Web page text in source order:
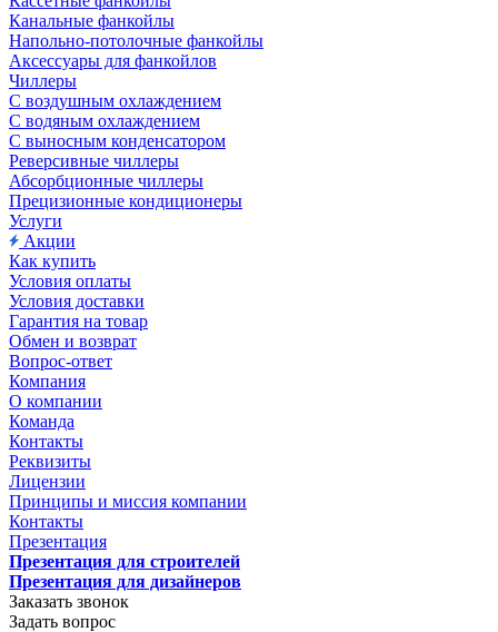
Канальные фанкойлы
Напольно-потолочные фанкойлы
Аксессуары для фанкойлов
Чиллеры
С воздушным охлаждением
С водяным охлаждением
С выносным конденсатором
Реверсивные чиллеры
Абсорбционные чиллеры
Прецизионные кондиционеры
Услуги
Акции
Как купить
Условия оплаты
Условия доставки
Гарантия на товар
Обмен и возврат
Вопрос-ответ
Компания
О компании
Команда
Контакты
Реквизиты
Лицензии
Принципы и миссия компании
Контакты
Презентация
Презентация для строителей
Презентация для дизайнеров
Заказать звонок
Задать вопрос